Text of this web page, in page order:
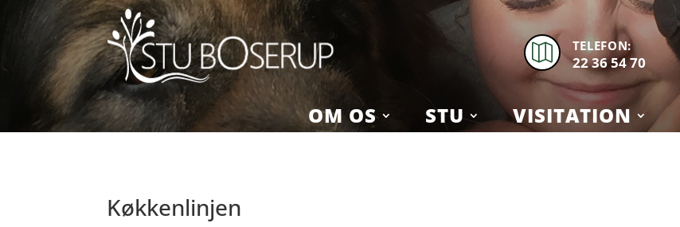
 TELEFON:
22 36 54 70
OM OS STU VISITATION
Køkkenlinjen